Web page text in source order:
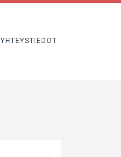
YHTEYSTIEDOT